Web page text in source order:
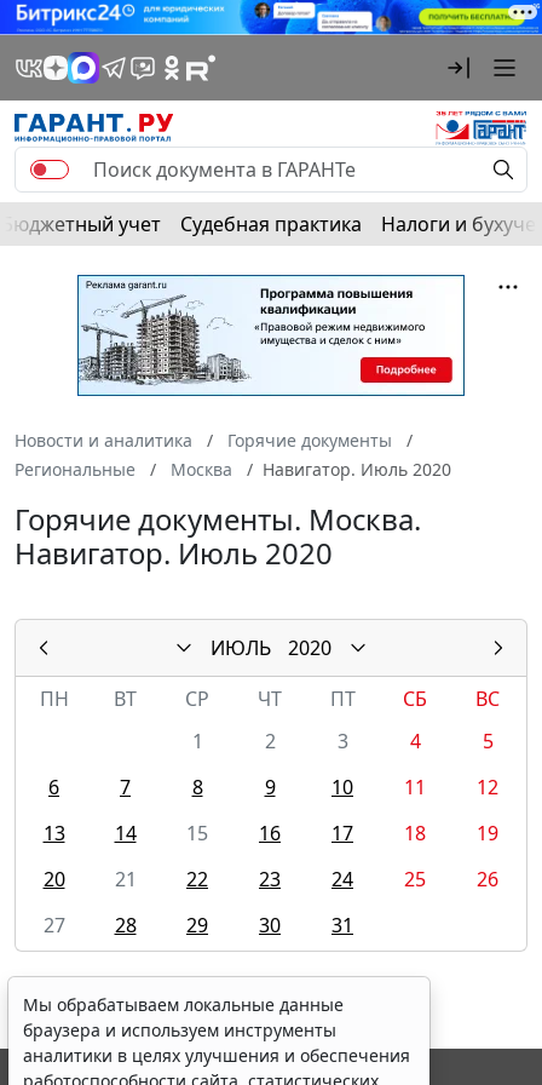
Бюджетный учет Судебная практика Налоги и
Новости и аналитика
Горячие документы
Региональные
Москва Навигатор. Июль 2020
Горячие документы. Москва.
Навигатор. Июль 2020
ИЮЛЬ
2020
ПН
ВТ СР ЧТ ПТ СБ
ВС
1
2 3 4
5
6
7 8 9 10 11
12
13
14 15 16 17 18
19
20
21 22 23 24 25
26
27
28 29 30 31
Мы обрабатываем локальные данные
браузера и используем инструменты
аналитики в целях улучшения и обеспечения